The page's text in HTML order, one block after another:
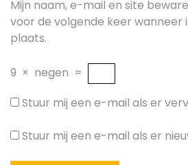
Mijn naam, e-mail en site
voor de volgende keer wanneer
plaats.
9 × negen =
Stuur mij een e-mail als er
Stuur mij een e-mail als er